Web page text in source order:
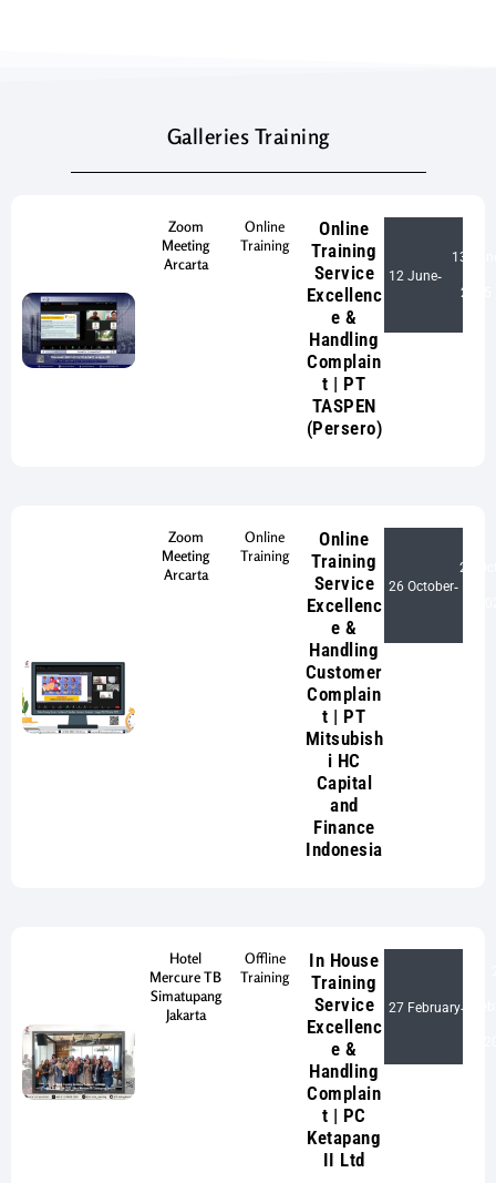
Galleries Training
Zoom
Meeting
Arcarta
Online
Training
Online
Training
Service
Excellenc
e &
Handling
Complain
t | PT
TASPEN
(Persero)
12 June-
13
2025
Zoom
Meeting
Arcarta
Online
Training
Online
Training
Service
Excellenc
e &
Handling
Customer
Complain
t | PT
Mitsubish
i HC
Capital
and
Finance
Indonesia
26 October-
27
Hotel
Mercure TB
Simatupang
Jakarta
Offline
Training
In House
Training
Service
Excellenc
e &
Handling
Complain
t | PC
Ketapang
II Ltd
27 February-